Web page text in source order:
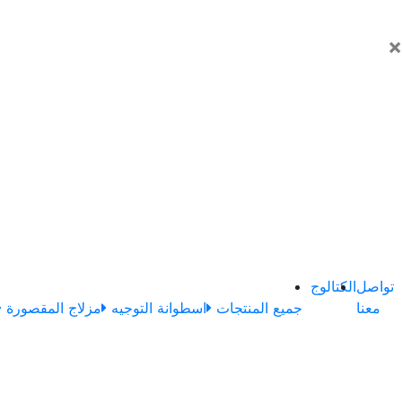
×
جميع المنتجات
اسطوانة التوجيه مزلاج المقصورة
الكتالوجتواصل
معنا